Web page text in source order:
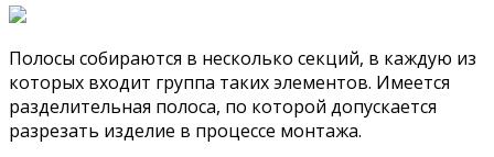
Полосы собираются в несколько секций, в каждую из
которых входит группа таких элементов. Имеется
разделительная полоса, по которой допускается
разрезать изделие в процессе монтажа.